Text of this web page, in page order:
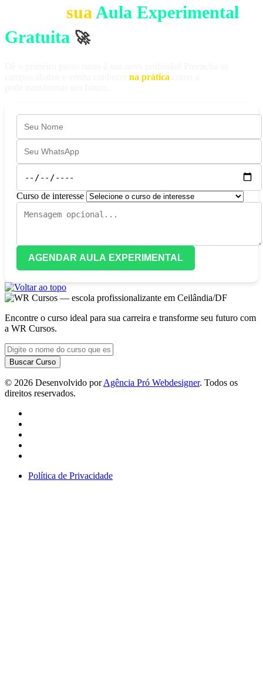
sua Aula Experimental
Gratuita 🚀
na prática
Curso de interesse
AGENDAR AULA EXPERIMENTAL
Encontre o curso ideal para sua carreira e transforme seu futuro com
a WR Cursos.
Buscar Curso
© 2026 Desenvolvido porAgência Pró Webdesigner. Todos os
direitos reservados.
Política de Privacidade